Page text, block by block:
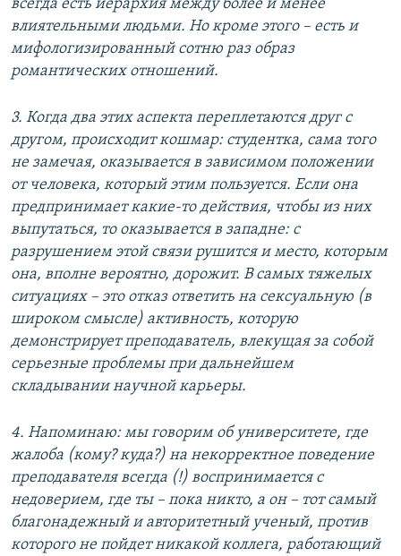
всегда есть иерархия между более и менее
влиятельными людьми. Но кроме этого – есть и
мифологизированный сотню раз образ
романтических отношений.
3. Когда два этих аспекта переплетаются друг с
другом, происходит кошмар: студентка, сама того
не замечая, оказывается в зависимом положении
от человека, который этим пользуется. Если она
предпринимает какие-то действия, чтобы из них
выпутаться, то оказывается в западне: с
разрушением этой связи рушится и место, которым
она, вполне вероятно, дорожит. В самых тяжелых
ситуациях – это отказ ответить на сексуальную (в
широком смысле) активность, которую
демонстрирует преподаватель, влекущая за собой
серьезные проблемы при дальнейшем
складывании научной карьеры.
4. Напоминаю: мы говорим об университете, где
жалоба (кому? куда?) на некорректное поведение
преподавателя всегда (!) воспринимается с
недоверием, где ты – пока никто, а он – тот самый
благонадежный и авторитетный ученый, против
которого не пойдет никакой коллега, работающий